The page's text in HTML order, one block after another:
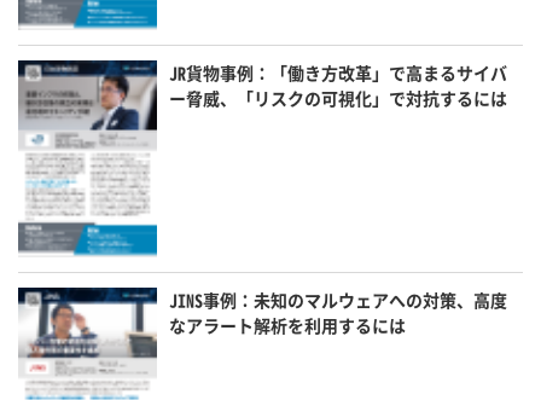
JR貨物事例：「働き方改革」で高まるサイバ
ー脅威、「リスクの可視化」で対抗するには
JINS事例：未知のマルウェアへの対策、高度
なアラート解析を利用するには